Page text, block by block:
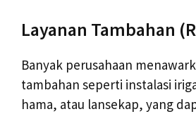
Layanan Tambahan
Banyak perusahaan
tambahan seperti instalasi
hama, atau lansekap, yang